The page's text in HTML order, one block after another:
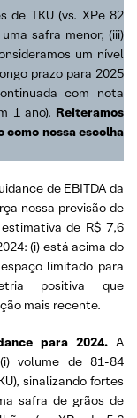
de TKU (vs. XPe 82
safra menor; (iii)
um nível
prazo para 2025
com nota
1 ano). Reiteramos
como nossa escolha
de EBITDA da
nossa previsão de
de R$ 7,6
(i) está acima do
limitado para
positiva que
mais recente.
para 2024. A
volume de 81-84
sinalizando fortes
safra de grãos de